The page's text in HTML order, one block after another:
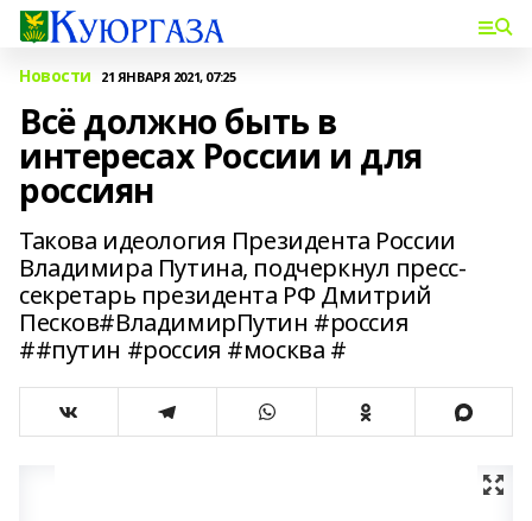
Новости 21 ЯНВАРЯ 2021, 07:25
Всё должно быть в
интересах России и для
россиян
Такова идеология Президента России
Владимира Путина, подчеркнул пресс-
секретарь президента РФ Дмитрий
Песков#ВладимирПутин #россия
##путин #россия #москва #